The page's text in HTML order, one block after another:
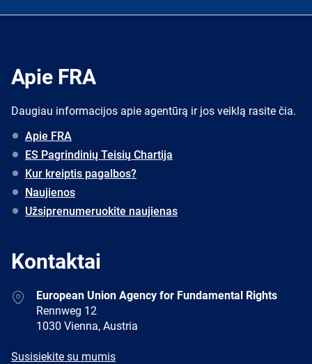
Apie FRA
Daugiau informacijos apie agentūrą ir jos veiklą rasite čia.
Apie FRA
ES Pagrindinių Teisių Chartija
Kur kreiptis pagalbos?
Naujienos
Užsiprenumeruokite naujienas
Kontaktai
AddressEuropean Union Agency for Fundamental Rights
Rennweg 12
1030 Vienna, Austria
E-
Susisiekite su mumis